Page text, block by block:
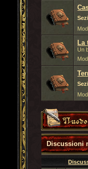
La
Un
Discussioni